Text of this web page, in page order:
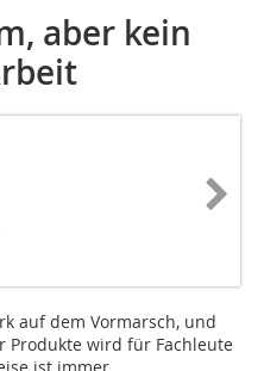
aber kein
auf dem Vormarsch, und
Produkte wird für Fachleute